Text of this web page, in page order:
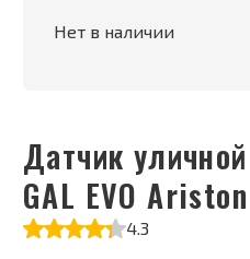
Датчик уличной температуры
GAL EVO
4.3
Нет в наличии